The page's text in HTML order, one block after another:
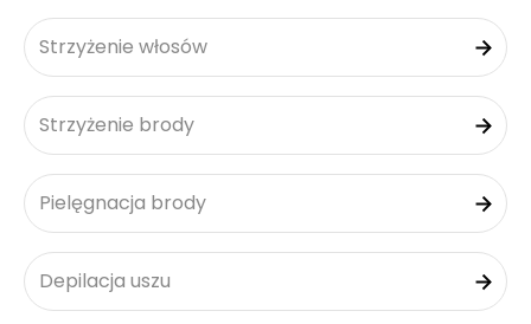
Strzyżenie włosów
Strzyżenie brody
Pielęgnacja brody
Depilacja uszu